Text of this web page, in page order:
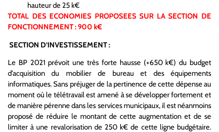
hauteur de 25 k€
TOTAL DES ECONOMIES PROPOSEES SUR LA SECTION DE
FONCTIONNEMENT : 900 k€
SECTION D’INVESTISSEMENT :
Le BP 2021 prévoit une très forte hausse (+650 k€) du budget
d’acquisition du mobilier de bureau et des équipements
informatiques. Sans préjuger de la pertinence de cette dépense au
moment où le télétravail est amené à se développer fortement et
de manière pérenne dans les services municipaux, il est néanmoins
proposé de réduire le montant de cette augmentation et de se
limiter à une revalorisation de 250 k€ de cette ligne budgétaire.